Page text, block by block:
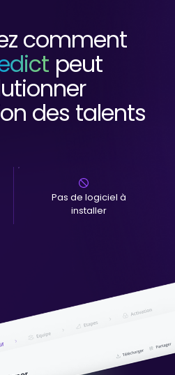
comment
peut
des talents
Pas de logiciel à
installer